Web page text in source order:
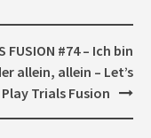
FUSION #74 – Ich bin
allein, allein – Let’s
Play Trials Fusion